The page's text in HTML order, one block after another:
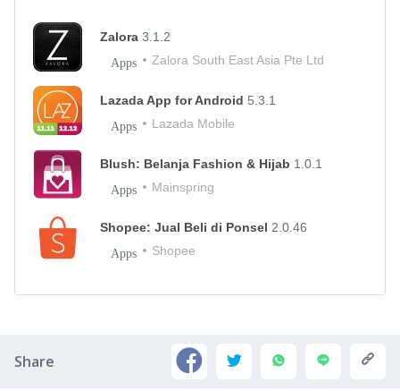
Zalora 3.1.2
Apps Zalora South East Asia Pte Ltd
Lazada App for Android 5.3.1
Apps Lazada Mobile
Blush: Belanja Fashion & Hijab 1.0.1
Apps Mainspring
Shopee: Jual Beli di Ponsel 2.0.46
Apps Shopee
Share